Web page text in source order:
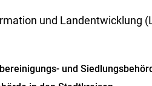
und Landentwicklung
und